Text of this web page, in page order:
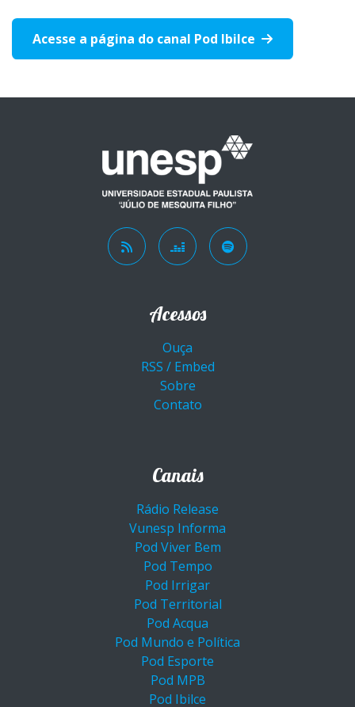
Acesse a página do canal Pod Ibilce
Acessos
Ouça
RSS / Embed
Sobre
Contato
Canais
Rádio Release
Vunesp Informa
Pod Viver Bem
Pod Tempo
Pod Irrigar
Pod Territorial
Pod Acqua
Pod Mundo e Política
Pod Esporte
Pod MPB
Pod Ibilce